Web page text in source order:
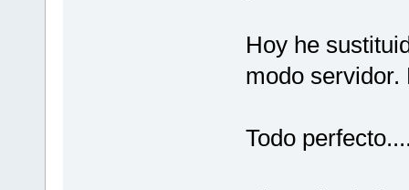
Hoy he
modo
Todo